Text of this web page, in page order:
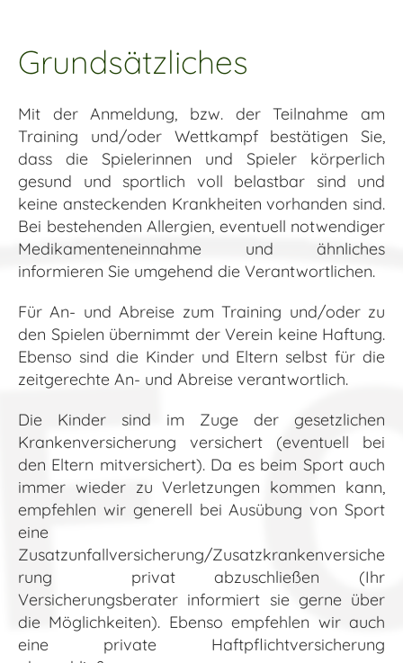
Grundsätzliches
Mit der Anmeldung, bzw. der Teilnahme am
Training und/oder Wettkampf bestätigen Sie,
dass die Spielerinnen und Spieler körperlich
gesund und sportlich voll belastbar sind und
keine ansteckenden Krankheiten vorhanden sind.
Bei bestehenden Allergien, eventuell notwendiger
Medikamenteneinnahme und ähnliches
informieren Sie umgehend die Verantwortlichen.
Für An- und Abreise zum Training und/oder zu
den Spielen übernimmt der Verein keine Haftung.
Ebenso sind die Kinder und Eltern selbst für die
zeitgerechte An- und Abreise verantwortlich.
Die Kinder sind im Zuge der gesetzlichen
Krankenversicherung versichert (eventuell bei
den Eltern mitversichert). Da es beim Sport auch
immer wieder zu Verletzungen kommen kann,
empfehlen wir generell bei Ausübung von Sport
eine
Zusatzunfallversicherung/Zusatzkrankenversiche
rung privat abzuschließen (Ihr
Versicherungsberater informiert sie gerne über
die Möglichkeiten). Ebenso empfehlen wir auch
eine private Haftpflichtversicherung